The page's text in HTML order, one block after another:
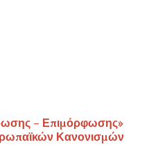
– Επιμόρφωσης»
Κανονισμών